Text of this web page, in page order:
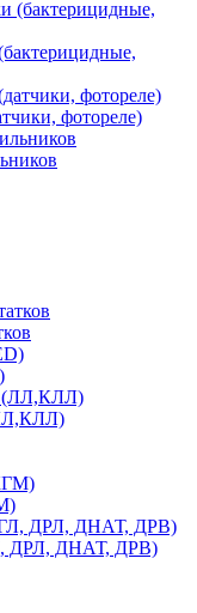
фотореле)
ДРЛ, ДНАТ, ДРВ)